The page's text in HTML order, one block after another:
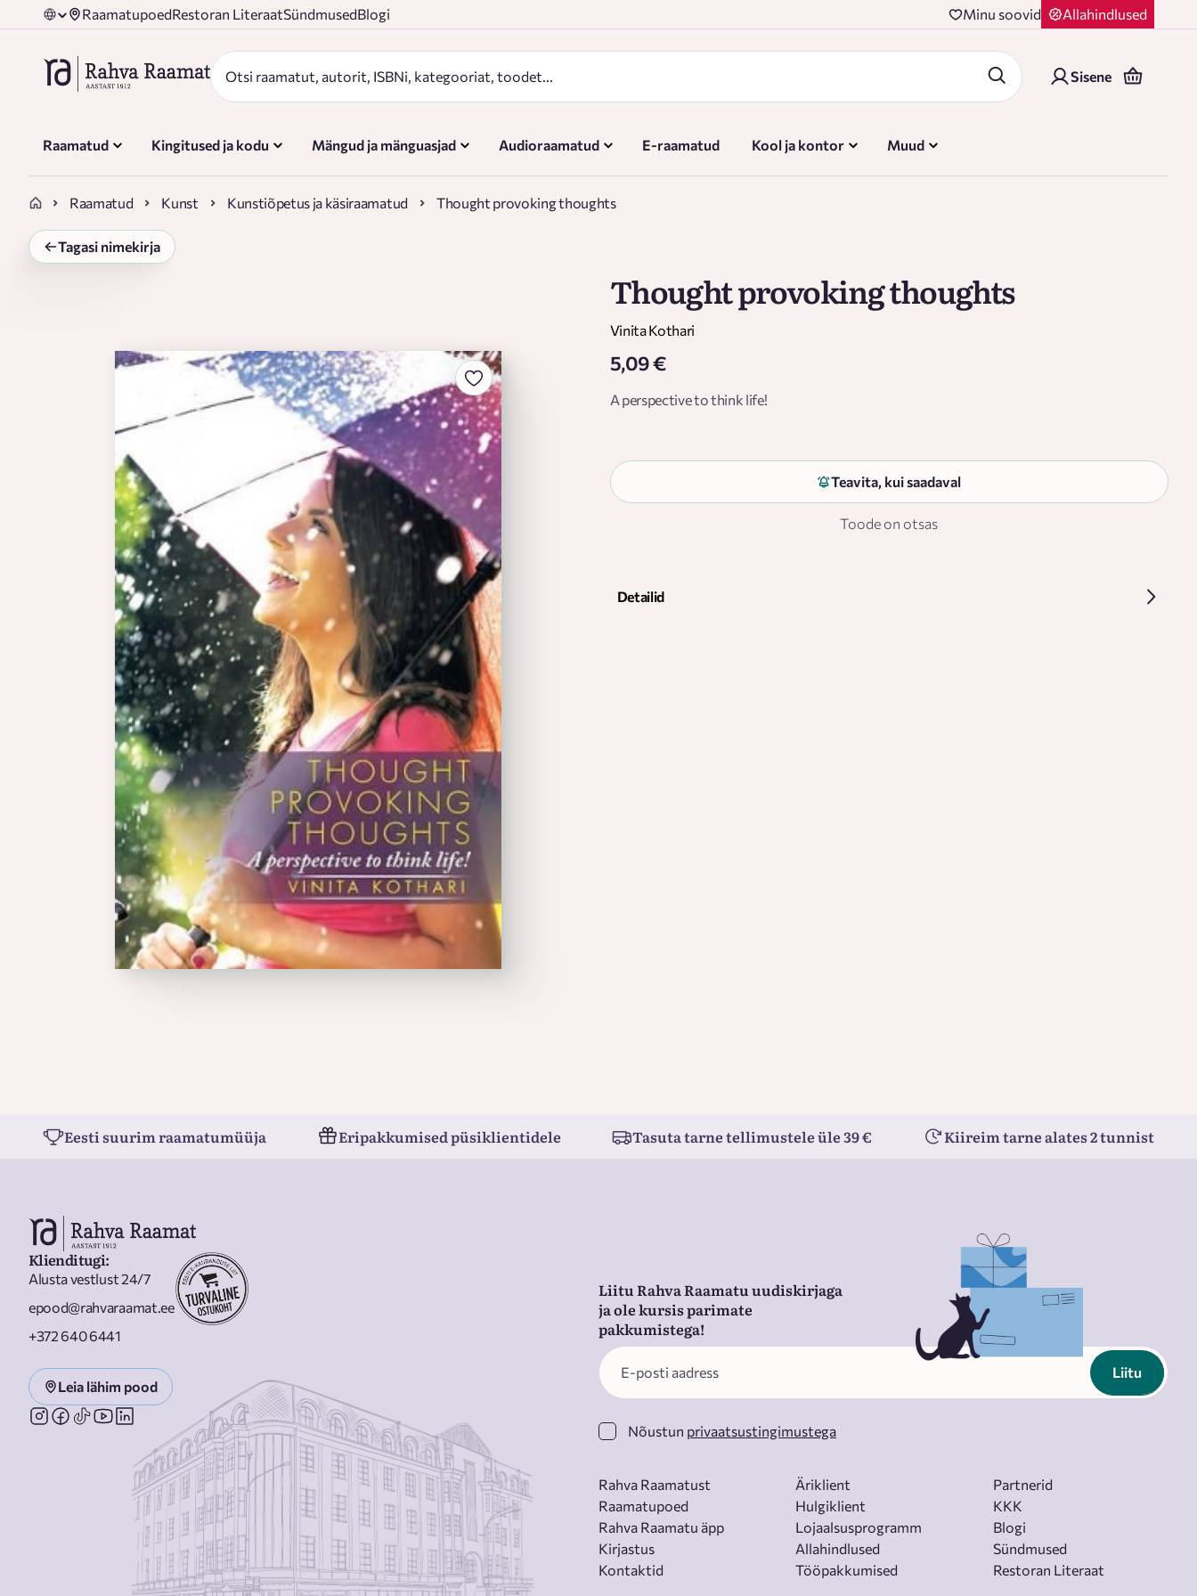
RaamatupoedRestoran LiteraatSündmusedBlogi Minu soovid Allahindlused
Sisene
Raamatud Kingitused ja kodu Mängud ja mänguasjad Audioraamatud E-raamatud Kool ja kontor Muud
Raamatud Kunst Kunstiõpetus ja käsiraamatud Thought provoking thoughts
Tagasi nimekirja
Thought provoking thoughts
Vinita Kothari
5,09 €
A perspective to think life!
Teavita, kui saadaval
Toode on otsas
Detailid
Eesti suurim raamatumüüja Eripakkumised püsiklientidele Tasuta tarne tellimustele üle 39 € Kiireim tarne alates 2 tunnist
Klienditugi:
Alusta vestlust 24/7
epood@rahvaraamat.ee
+372 640 6441
Leia lähim pood
Liitu Rahva Raamatu uudiskirjaga
ja ole kursis parimate
pakkumistega!
Liitu
Nõustun privaatsustingimustega
Rahva Raamatust
Raamatupoed
Rahva Raamatu äpp
Kirjastus
Kontaktid
Äriklient
Hulgiklient
Lojaalsusprogramm
Allahindlused
Tööpakkumised
Partnerid
KKK
Blogi
Sündmused
Restoran Literaat